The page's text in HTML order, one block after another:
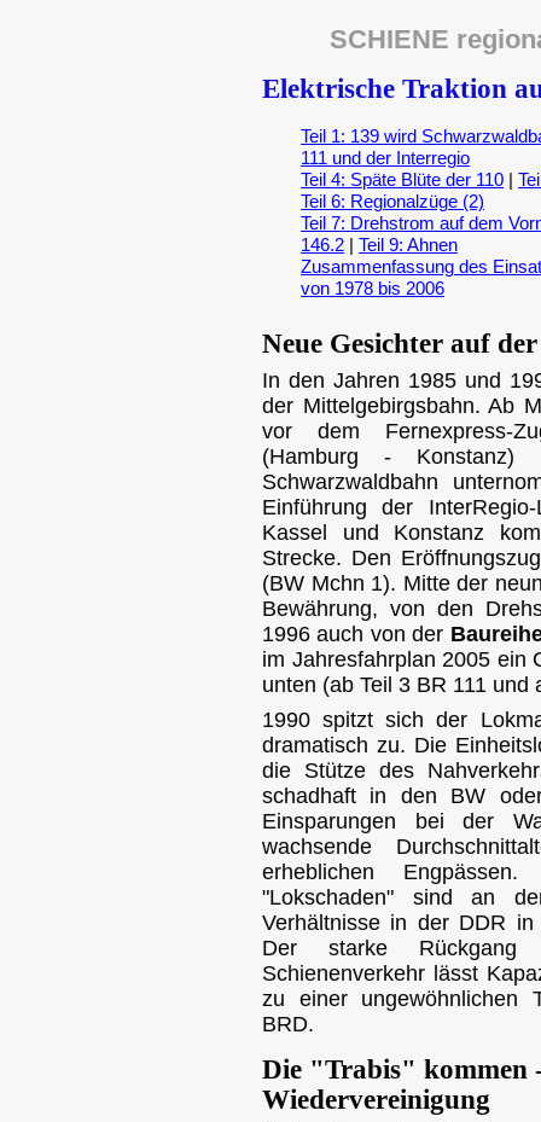
SCHIENE
Elektrische Traktion
Teil 1: 139 wird
111 und der Interregio
Teil 4: Späte Blüte der 110
Teil 6: Regionalzüge (2)
Teil 7: Drehstrom auf dem
146.2
Teil 9: Ahnen
Zusammenfassung des
von 1978 bis 2006
Neue Gesichter auf
In den Jahren 1985 und
der Mittelgebirgsbahn. Ab
vor dem Fernexpress-
(Hamburg - Konstanz)
Schwarzwaldbahn
Einführung der
Kassel und Konstanz
Strecke. Den
(BW Mchn 1). Mitte der
Bewährung, von den
1996 auch von der
im Jahresfahrplan 2005 ein
unten (ab Teil 3 BR 111 und
1990 spitzt sich der
dramatisch zu. Die
die Stütze des
schadhaft in den BW
Einsparungen bei der
wachsende
erheblichen
"Lokschaden" sind an
Verhältnisse in der DDR
Der starke Rückgang
Schienenverkehr lässt
zu einer ungewöhnlichen
BRD.
Die "Trabis" kommen
Wiedervereinigung